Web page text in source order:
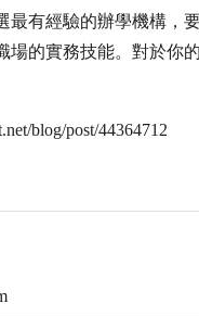
最有經驗的辦學機構，
場的實務技能。對於你
blog/post/44364712